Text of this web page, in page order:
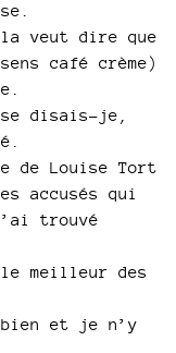
veut dire que
café crème)
disais-je,
de Louise Tort
accusés qui
trouvé
le meilleur des
et je n’y